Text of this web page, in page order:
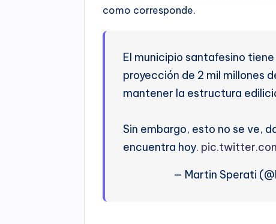
como corresponde.
El municipio santafesino
proyección de 2 mil millones
mantener la estructura
Sin embargo, esto no se ve,
encuentra hoy.
— Martin Sperati